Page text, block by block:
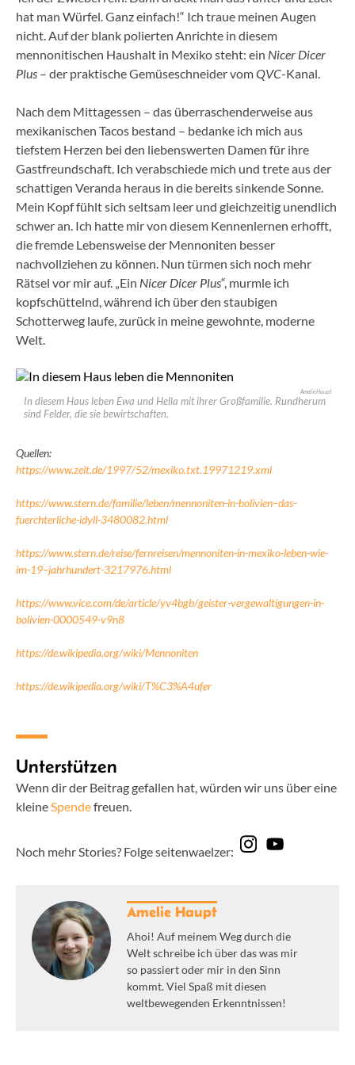
hat man Würfel. Ganz einfach!“ Ich traue meinen Augen
nicht. Auf der blank polierten Anrichte in diesem
mennonitischen Haushalt in Mexiko steht: ein Nicer Dicer
Plus – der praktische Gemüseschneider vomQVC-Kanal.
Nach dem Mittagessen – das überraschenderweise aus
mexikanischen Tacos bestand – bedanke ich mich aus
tiefstem Herzen bei den liebenswerten Damen für ihre
Gastfreundschaft. Ich verabschiede mich und trete aus der
schattigen Veranda heraus in die bereits sinkende Sonne.
Mein Kopf fühlt sich seltsam leer und gleichzeitig unendlich
schwer an. Ich hatte mir von diesem Kennenlernen erhofft,
die fremde Lebensweise der Mennoniten besser
nachvollziehen zu können. Nun türmen sich noch mehr
Rätsel vor mir auf. „Ein Nicer Dicer Plus“, murmle ich
kopfschüttelnd, während ich über den staubigen
Schotterweg laufe, zurück in meine gewohnte, moderne
Welt.
Amelie Haupt
In diesem Haus leben Ewa und Hella mit ihrer Großfamilie. Rundherum
sind Felder, die sie bewirtschaften.
Quellen:
https://www.zeit.de/1997/52/mexiko.txt.19971219.xml
https://www.stern.de/familie/leben/mennoniten-in-bolivien–das-
fuerchterliche-idyll-3480082.html
https://www.stern.de/reise/fernreisen/mennoniten-in-mexiko-leben-wie-
im-19–jahrhundert-3217976.html
https://www.vice.com/de/article/yv4bgb/geister-vergewaltigungen-in-
bolivien-0000549-v9n8
https://de.wikipedia.org/wiki/Mennoniten
https://de.wikipedia.org/wiki/T%C3%A4ufer
Unterstützen
Wenn dir der Beitrag gefallen hat, würden wir uns über eine
kleineSpendefreuen.
Noch mehr Stories? Folge seitenwaelzer:
Amelie Haupt
Ahoi! Auf meinem Weg durch die
Welt schreibe ich über das was mir
so passiert oder mir in den Sinn
kommt. Viel Spaß mit diesen
weltbewegenden Erkenntnissen!